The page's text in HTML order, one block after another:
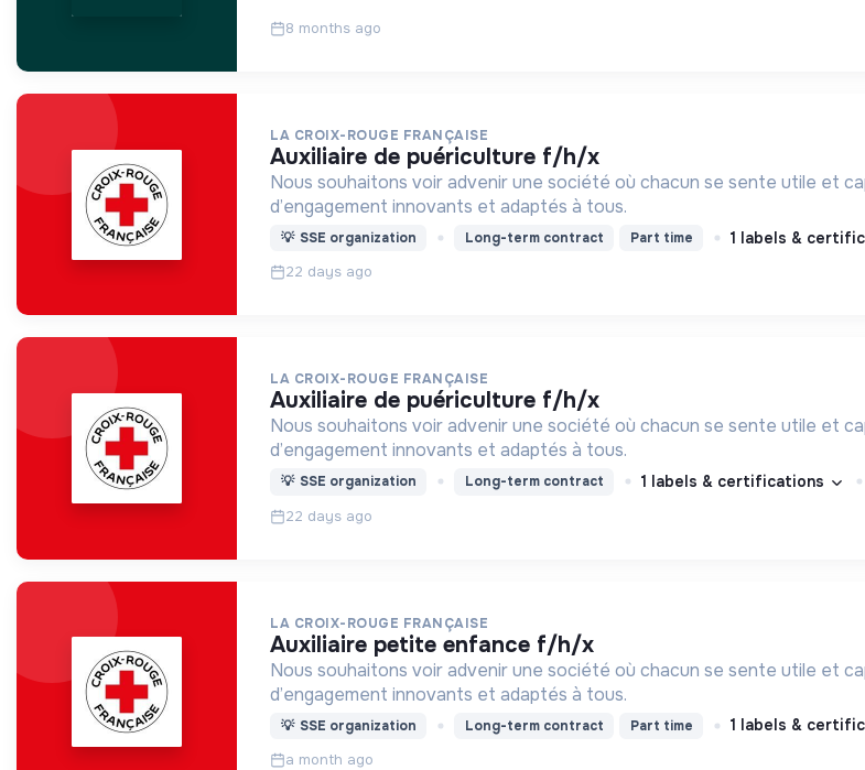
8 months ago
LA CROIX-ROUGE FRANÇAISE
auxiliaire de puériculture f/h/x
Nous souhaitons voir advenir une société où chacun se sente utile et
d’engagement innovants et adaptés à tous.
💡 SSE organization Long-term contract Part time 1 labels &
22 days ago
LA CROIX-ROUGE FRANÇAISE
auxiliaire de puériculture f/h/x
Nous souhaitons voir advenir une société où chacun se sente utile et
d’engagement innovants et adaptés à tous.
💡 SSE organization Long-term contract 1 labels & certifications
22 days ago
LA CROIX-ROUGE FRANÇAISE
auxiliaire petite enfance f/h/x
Nous souhaitons voir advenir une société où chacun se sente utile et
d’engagement innovants et adaptés à tous.
💡 SSE organization Long-term contract Part time 1 labels &
a month ago